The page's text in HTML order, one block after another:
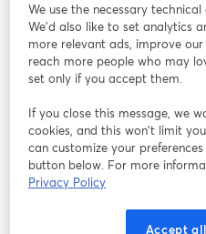
Mitmachen
Webinar
Nutzungsbedingungen
wird in
Datenschutzrichtlinie
We use the necessary
We'd also like to set analytics
more relevant ads, improve
reach more people who may
set only if you accept them.
If you close this message, we
cookies, and this won’t limit
can customize your
button below. For more
Privacy Policy
Accept